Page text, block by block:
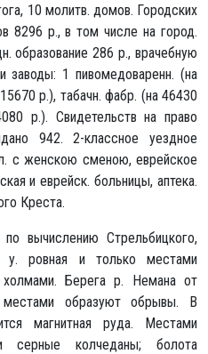
10 молитв. домов. Городских
8296 р., в том числе на город.
образование 286 р., врачебную
1 пивомедоваренн. (на
р.), табачн. фабр. (на 46430
р.). Свидетельств на право
942. 2-классное уездное
с женскою сменою, еврейское
и еврейск. больницы, аптека.
Креста.
вычислению Стрельбицкого,
ровная и только местами
холмами. Берега р. Немана от
образуют обрывы. В
магнитная руда. Местами
серные колчеданы; болота